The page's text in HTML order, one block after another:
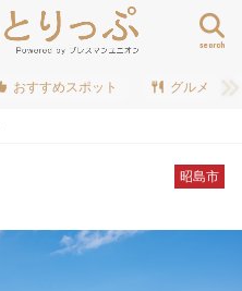
search
おすすめスポット グルメ
昭島市